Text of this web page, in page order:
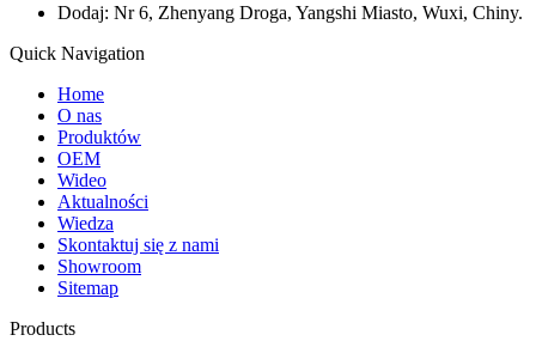
Dodaj: Nr 6, Zhenyang Droga, Yangshi Miasto, Wuxi, Chiny.
Quick Navigation
Home
O nas
Produktów
OEM
Wideo
Aktualności
Wiedza
Skontaktuj się z nami
Showroom
Sitemap
Products